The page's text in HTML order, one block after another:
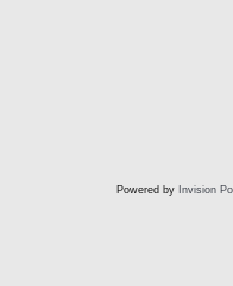
Powered by Invision